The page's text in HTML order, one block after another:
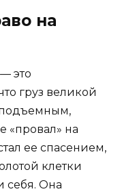
на
это
груз великой
«провал» на
ее спасением,
клетки
себя. Она